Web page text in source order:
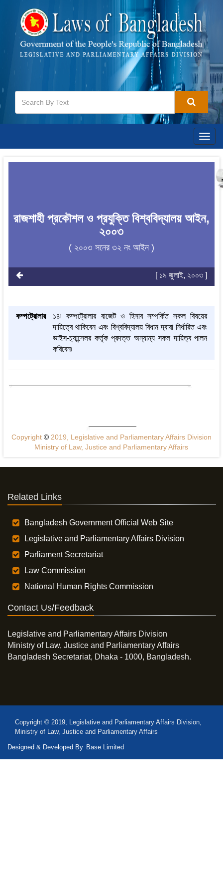
রাজশাহী প্রকৌশল ও প্রযুক্তি বিশ্ববিদ্যালয় আইন,
২০০৩
( ২০০৩ সনের ৩২ নং আইন )
[ ১৯ জুলাই, ২০০৩ ]
কম্পট্রোলার
১৪৷ কম্পট্রোলার বাজেট ও হিসাব সম্পর্কিত সকল বিষয়ের
দায়িত্বে থাকিবেন এবং বিশ্ববিদ্যালয় বিধান দ্বারা নির্ধারিত এবং
ভাইস-চ্যান্সেলর কর্তৃক প্রদত্ত অন্যান্য সকল দায়িত্ব পালন
করিবেন৷
Copyright ©2019, Legislative and Parliamentary Affairs Division
Ministry of Law, Justice and Parliamentary Affairs
Related Links
Bangladesh Government Official Web Site
Legislative and Parliamentary Affairs Division
Parliament Secretariat
Law Commission
National Human Rights Commission
Contact Us/Feedback
Legislative and Parliamentary Affairs Division
Ministry of Law, Justice and Parliamentary Affairs
Bangladesh Secretariat, Dhaka - 1000, Bangladesh.
Copyright © 2019, Legislative and Parliamentary Affairs Division,
Ministry of Law, Justice and Parliamentary Affairs
Designed & Developed By Base Limited